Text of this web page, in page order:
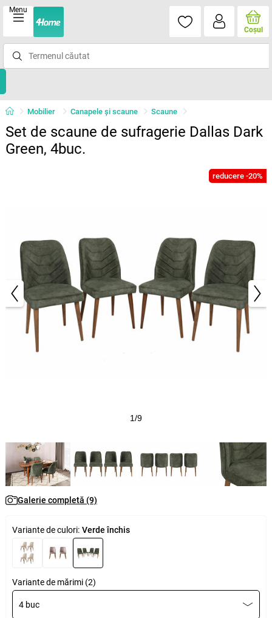
Menu
Coşul
Mobilier Canapele și scaune Scaune
Set de scaune de sufragerie Dallas Dark
Green, 4buc.
reducere -20%
1/9
Galerie completă (9)
Variante de culori: Verde închis
Variante de mărimi (2)
4 buc